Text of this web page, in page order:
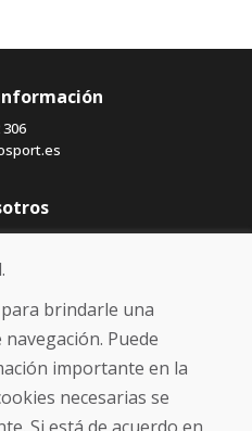
306
brindarle una
Puede
importante en la
necesarias se